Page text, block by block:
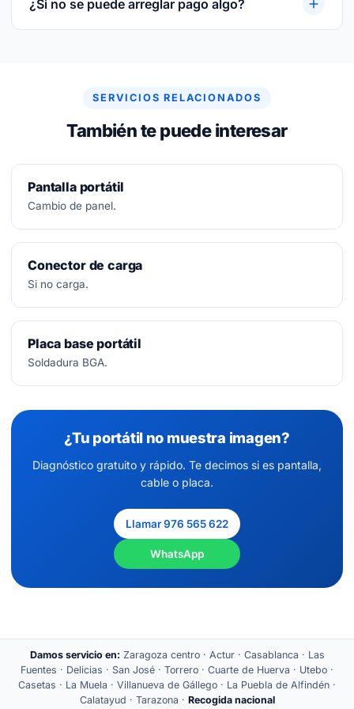
¿Si no se puede arreglar pago algo?
SERVICIOS RELACIONADOS
También te puede interesar
Pantalla portátil
Cambio de panel.
Conector de carga
Si no carga.
Placa base portátil
Soldadura BGA.
¿Tu portátil no muestra imagen?
Diagnóstico gratuito y rápido. Te decimos si es pantalla,
cable o placa.
Llamar 976 565 622
WhatsApp
Damos servicio en: Zaragoza centro · Actur · Casablanca · Las
Fuentes · Delicias · San José · Torrero · Cuarte de Huerva · Utebo ·
Casetas · La Muela · Villanueva de Gállego · La Puebla de Alfindén ·
Calatayud · Tarazona · Recogida nacional